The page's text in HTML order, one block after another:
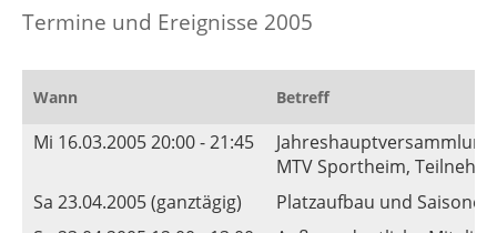
Termine und Ereignisse 2005
Wann Betreff
Mi 16.03.2005 20:00 - 21:45
Jahreshauptversammlung
MTV Sportheim,
Sa 23.04.2005 (ganztägig)
Platzaufbau und